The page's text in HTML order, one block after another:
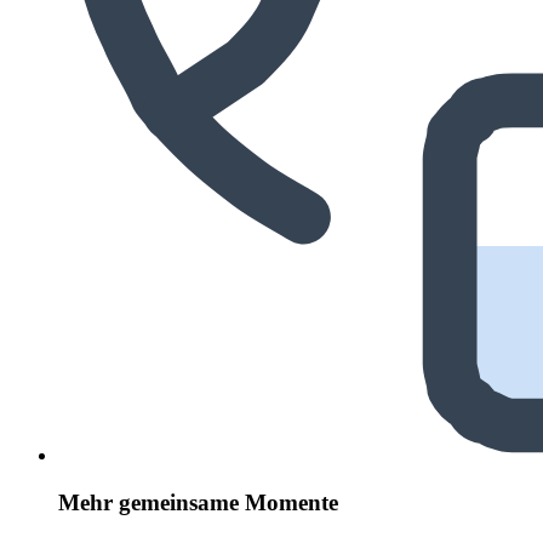
Mehr gemeinsame Momente